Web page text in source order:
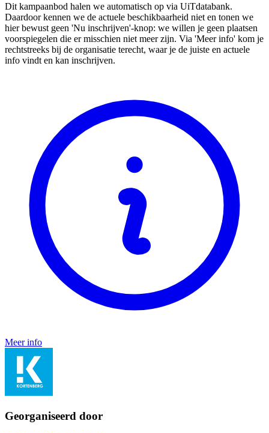
Dit kampaanbod halen we automatisch op via UiTdatabank.
Daardoor kennen we de actuele beschikbaarheid niet en tonen we
hier bewust geen 'Nu inschrijven'-knop: we willen je geen plaatsen
voorspiegelen die er misschien niet meer zijn. Via 'Meer info' kom je
rechtstreeks bij de organisatie terecht, waar je de juiste en actuele
info vindt en kan inschrijven.
Meer info
Georganiseerd door